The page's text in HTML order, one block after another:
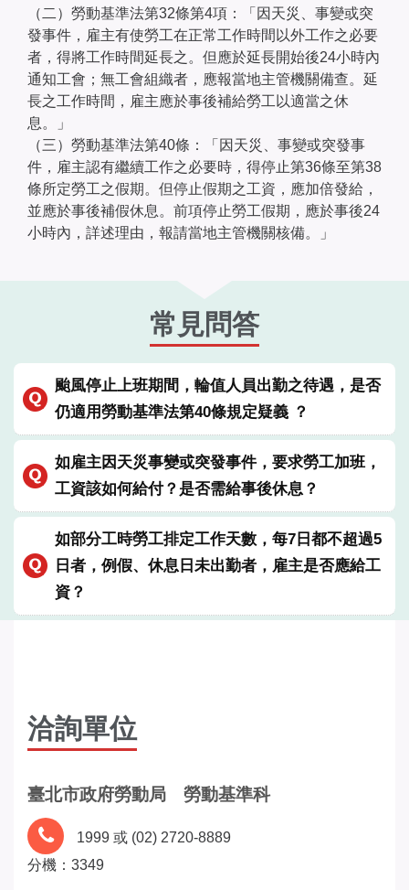
（二）勞動基準法第32條第4項：「因天災、事變或突
發事件，雇主有使勞工在正常工作時間以外工作之必要
者，得將工作時間延長之。但應於延長開始後24小時內
通知工會；無工會組織者，應報當地主管機關備查。延
長之工作時間，雇主應於事後補給勞工以適當之休
息。」
（三）勞動基準法第40條：「因天災、事變或突發事
件，雇主認有繼續工作之必要時，得停止第36條至第38
條所定勞工之假期。但停止假期之工資，應加倍發給，
並應於事後補假休息。前項停止勞工假期，應於事後24
小時內，詳述理由，報請當地主管機關核備。」
常見問答
颱風停止上班期間，輪值人員出勤之待遇，是否
仍適用勞動基準法第40條規定疑義 ？
如雇主因天災事變或突發事件，要求勞工加班，
工資該如何給付？是否需給事後休息？
如部分工時勞工排定工作天數，每7日都不超過5
日者，例假、休息日未出勤者，雇主是否應給工
資？
洽詢單位
臺北市政府勞動局 勞動基準科
1999 或 (02) 2720-8889
分機：3349